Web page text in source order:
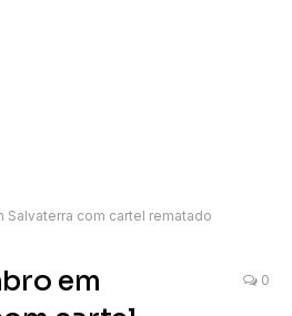
Salvaterra com cartel rematado
em
0